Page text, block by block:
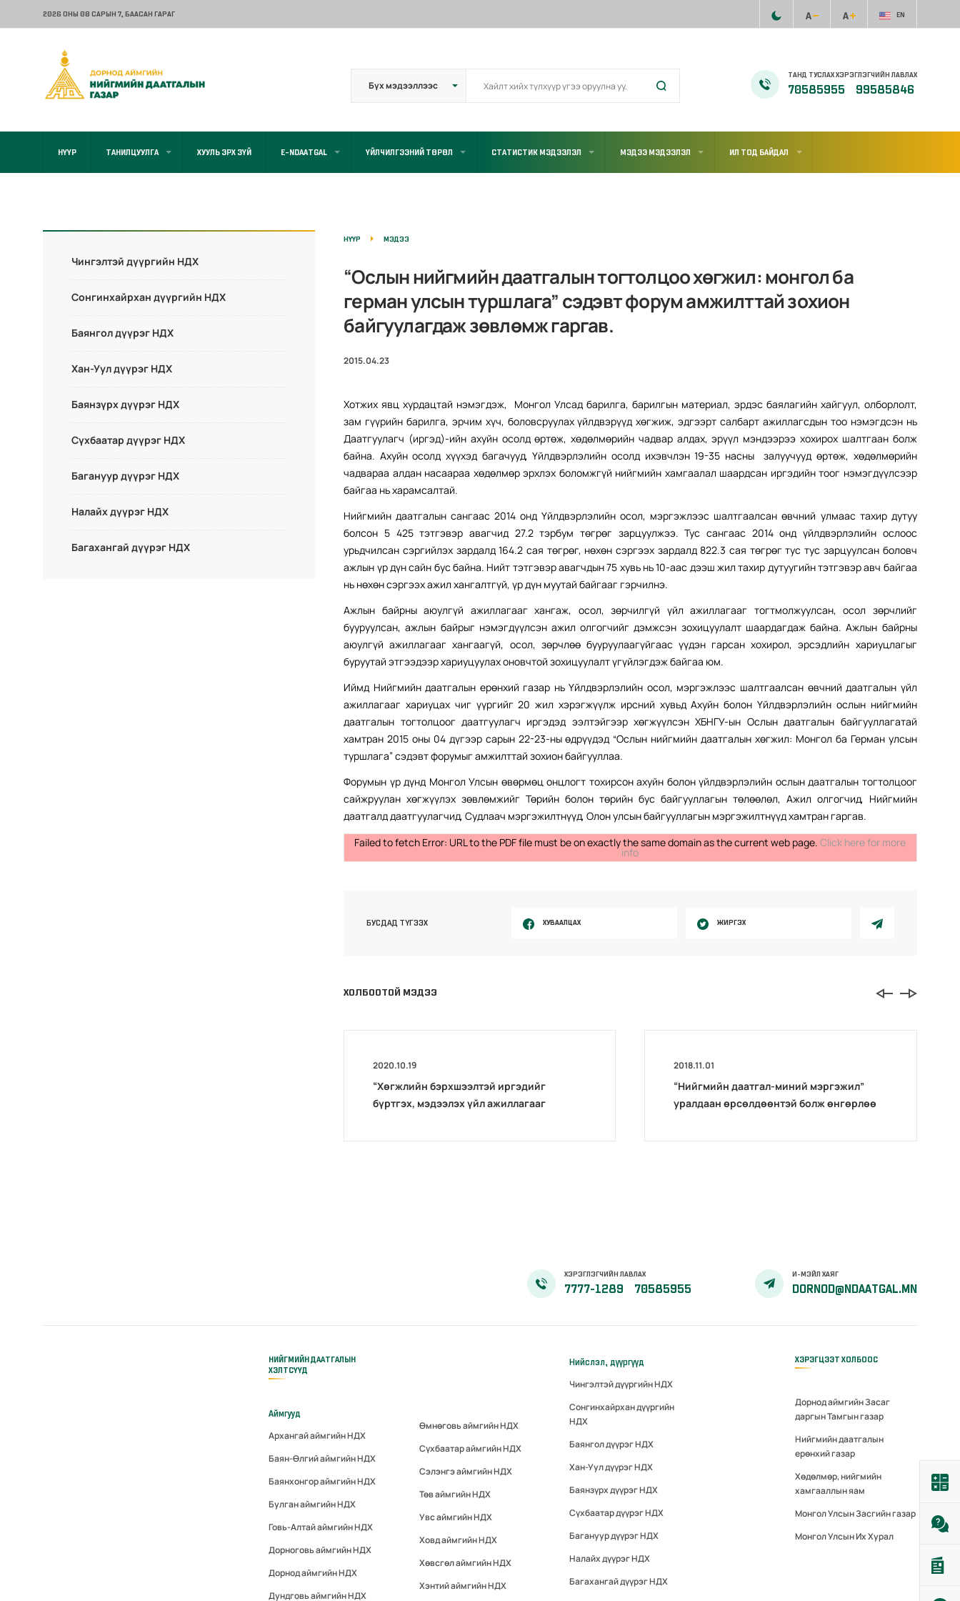
2026 ОНЫ 08 САРЫН 7, БААСАН ГАРАГ EN
ТАНД ТУСЛАХ ХЭРЭГЛЭГЧИЙН ЛАВЛАХ
70585955 99585846
НҮҮР ТАНИЛЦУУЛГА ХУУЛЬ ЭРХ ЗҮЙ E-NDAATGAL ҮЙЛЧИЛГЭЭНИЙ ТӨРӨЛ СТАТИСТИК МЭДЭЭЛЭЛ МЭДЭЭ МЭДЭЭЛЭЛ ИЛ ТОД БАЙДАЛ
Чингэлтэй дүүргийн НДХ
Сонгинхайрхан дүүргийн НДХ
Баянгол дүүрэг НДХ
Хан-Уул дүүрэг НДХ
Баянзүрх дүүрэг НДХ
Сүхбаатар дүүрэг НДХ
Багануур дүүрэг НДХ
Налайх дүүрэг НДХ
Багахангай дүүрэг НДХ
НҮҮР МЭДЭЭ
“Ослын нийгмийн даатгалын тогтолцоо хөгжил: монгол ба
герман улсын туршлага” сэдэвт форум амжилттай зохион
байгуулагдаж зөвлөмж гаргав.
2015.04.23
Хотжих явц хурдацтай нэмэгдэж, Монгол Улсад барилга, барилгын материал, эрдэс баялагийн хайгуул, олборлолт,
зам гүүрийн барилга, эрчим хүч, боловсруулах үйлдвэрүүд хөгжиж, эдгээрт салбарт ажиллагсдын тоо нэмэгдсэн нь
Даатгуулагч (иргэд)-ийн ахуйн осолд өртөж, хөдөлмөрийн чадвар алдах, эрүүл мэндээрээ хохирох шалтгаан болж
байна. Ахуйн осолд хүүхэд багачууд, Үйлдвэрлэлийн осолд ихэвчлэн 19-35 насны залуучууд өртөж, хөдөлмөрийн
чадвараа алдан насаараа хөдөлмөр эрхлэх боломжгүй нийгмийн хамгаалал шаардсан иргэдийн тоог нэмэгдүүлсээр
байгаа нь харамсалтай.
Нийгмийн даатгалын сангаас 2014 онд Үйлдвэрлэлийн осол, мэргэжлээс шалтгаалсан өвчний улмаас тахир дутуу
болсон 5 425 тэтгэвэр авагчид 27.2 тэрбум төгрөг зарцуулжээ. Тус сангаас 2014 онд үйлдвэрлэлийн ослоос
урьдчилсан сэргийлэх зардалд 164.2 сая төгрөг, нөхөн сэргээх зардалд 822.3 сая төгрөг тус тус зарцуулсан боловч
ажлын үр дүн сайн бус байна. Нийт тэтгэвэр авагчдын 75 хувь нь 10-аас дээш жил тахир дутуугийн тэтгэвэр авч байгаа
нь нөхөн сэргээх ажил хангалтгүй, үр дүн муутай байгааг гэрчилнэ.
Ажлын байрны аюулгүй ажиллагааг хангаж, осол, зөрчилгүй үйл ажиллагааг тогтмолжуулсан, осол зөрчлийг
бууруулсан, ажлын байрыг нэмэгдүүлсэн ажил олгогчийг дэмжсэн зохицуулалт шаардагдаж байна. Ажлын байрны
аюулгүй ажиллагааг хангаагүй, осол, зөрчлөө бууруулаагүйгаас үүдэн гарсан хохирол, эрсэдлийн хариуцлагыг
буруутай этгээдээр хариуцуулах оновчтой зохицуулалт үгүйлэгдэж байгаа юм.
Иймд Нийгмийн даатгалын ерөнхий газар нь Үйлдвэрлэлийн осол, мэргэжлээс шалтгаалсан өвчний даатгалын үйл
ажиллагааг хариуцах чиг үүргийг 20 жил хэрэгжүүлж ирсний хувьд Ахуйн болон Үйлдвэрлэлийн ослын нийгмийн
даатгалын тогтолцоог даатгуулагч иргэдэд ээлтэйгээр хөгжүүлсэн ХБНГУ-ын Ослын даатгалын байгууллагатай
хамтран 2015 оны 04 дүгээр сарын 22-23-ны өдрүүдэд “Ослын нийгмийн даатгалын хөгжил: Монгол ба Герман улсын
туршлага” сэдэвт форумыг амжилттай зохион байгууллаа.
Форумын үр дүнд Монгол Улсын өвөрмөц онцлогт тохирсон ахуйн болон үйлдвэрлэлийн ослын даатгалын тогтолцоог
сайжруулан хөгжүүлэх зөвлөмжийг Төрийн болон төрийн бус байгууллагын төлөөлөл, Ажил олгогчид, Нийгмийн
даатгалд даатгуулагчид, Судлаач мэргэжилтнүүд, Олон улсын байгууллагын мэргэжилтнүүд хамтран гаргав.
Failed to fetch Error: URL to the PDF file must be on exactly the same domain as the current web page.Click here for more
info
БУСДАД ТҮГЭЭХ ХУВААЛЦАХ ЖИРГЭХ
ХОЛБООТОЙ МЭДЭЭ
2020.10.19
“Хөгжлийн бэрхшээлтэй иргэдийг
бүртгэх, мэдээлэх үйл ажиллагааг
2018.11.01
“Нийгмийн даатгал-миний мэргэжил”
уралдаан өрсөлдөөнтэй болж өнгөрлөө
ХЭРЭГЛЭГЧИЙН ЛАВЛАХ
7777-1289 70585955
И-МЭЙЛ ХАЯГ
DORNOD@NDAATGAL.MN
НИЙГМИЙН ДААТГАЛЫН
ХЭЛТСҮҮД
Аймгууд
Архангай аймгийн НДХ
Баян-Өлгий аймгийн НДХ
Баянхонгор аймгийн НДХ
Булган аймгийн НДХ
Говь-Алтай аймгийн НДХ
Дорноговь аймгийн НДХ
Дорнод аймгийн НДХ
Дундговь аймгийн НДХ
Өмнөговь аймгийн НДХ
Сүхбаатар аймгийн НДХ
Сэлэнгэ аймгийн НДХ
Төв аймгийн НДХ
Увс аймгийн НДХ
Ховд аймгийн НДХ
Хөвсгөл аймгийн НДХ
Хэнтий аймгийн НДХ
Нийслэл, дүүргүүд
Чингэлтэй дүүргийн НДХ
Сонгинхайрхан дүүргийн
НДХ
Баянгол дүүрэг НДХ
Хан-Уул дүүрэг НДХ
Баянзүрх дүүрэг НДХ
Сүхбаатар дүүрэг НДХ
Багануур дүүрэг НДХ
Налайх дүүрэг НДХ
Багахангай дүүрэг НДХ
ХЭРЭГЦЭЭТ ХОЛБООС
Дорнод аймгийн Засаг
даргын Тамгын газар
Нийгмийн даатгалын
ерөнхий газар
Хөдөлмөр, нийгмийн
хамгааллын яам
Монгол Улсын Засгийн газар
Монгол Улсын Их Хурал